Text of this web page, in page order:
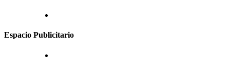
Espacio Publicitario